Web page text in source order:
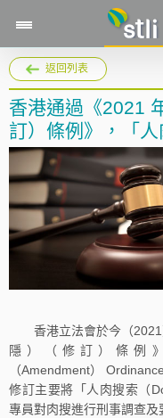
返回列表
香港通過《2021
訂）條例》，「
香港立法會於今（2021
隱）（修訂）條例》
（Amendment）
修訂主要將「人肉搜索（
專員對肉搜進行刑事調查及